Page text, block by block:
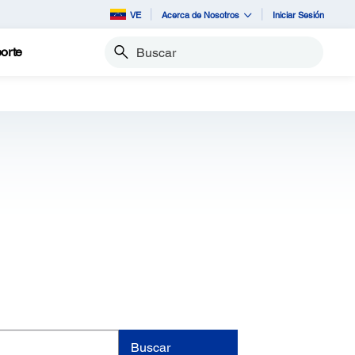
VE Acerca de Nosotros Iniciar Sesión
Buscar
Buscar